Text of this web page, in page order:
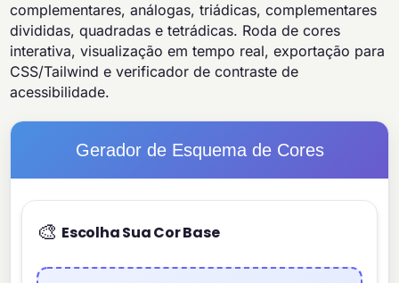
complementares, análogas, triádicas, complementares
divididas, quadradas e tetrádicas. Roda de cores
interativa, visualização em tempo real, exportação para
CSS/Tailwind e verificador de contraste de
acessibilidade.
Gerador de Esquema de Cores
🎨 Escolha Sua Cor Base